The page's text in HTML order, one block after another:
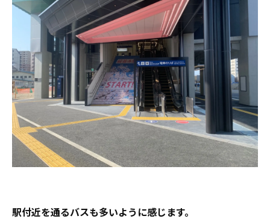
駅付近を通るバスも多いように感じます。